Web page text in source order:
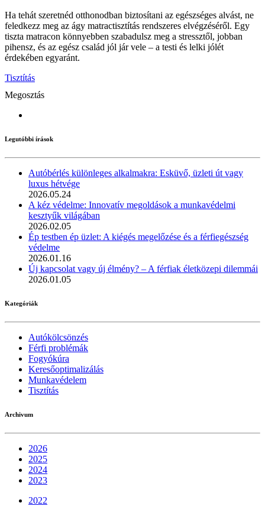
Ha tehát szeretnéd otthonodban biztosítani az egészséges alvást, ne
feledkezz meg az ágy matractisztítás rendszeres elvégzéséről. Egy
tiszta matracon könnyebben szabadulsz meg a stressztől, jobban
pihensz, és az egész család jól jár vele – a testi és lelki jólét
érdekében egyaránt.
Tisztítás
Megosztás
Legutóbbi írások
Autóbérlés különleges alkalmakra: Esküvő, üzleti út vagy
luxus hétvége
2026.05.24
A kéz védelme: Innovatív megoldások a munkavédelmi
kesztyűk világában
2026.02.05
Ép testben ép üzlet: A kiégés megelőzése és a férfiegészség
védelme
2026.01.16
Új kapcsolat vagy új élmény? – A férfiak életközepi dilemmái
2026.01.05
Kategóriák
Autókölcsönzés
Férfi problémák
Fogyókúra
Keresőoptimalizálás
Munkavédelem
Tisztítás
Archivum
2026
2025
2024
2023
2022